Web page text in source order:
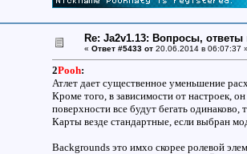
Re: Ja2v1.13: Вопросы,
« Ответ #5433 от 20.06.2014 в 06:07:37
2Pooh:
Атлет дает существенное уменьшение
Кроме того, в зависимости от настроек,
поверхности все будут бегать одинаково,
Карты везде стандартные, если выбран
Backgrounds это имхо скорее ролевой